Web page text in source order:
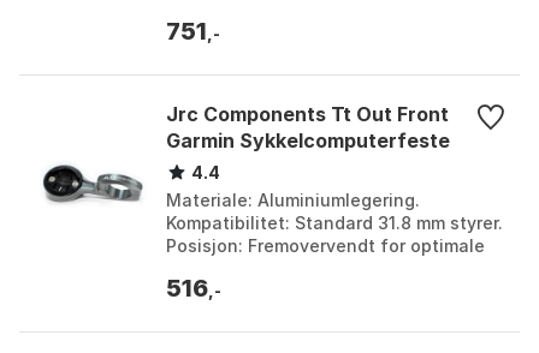
lumina series (med...
751 ,-
Jrc Components Tt Out Front
Garmin Sykkelcomputerfeste
4.4
Materiale: Aluminiumlegering.
Kompatibilitet: Standard 31.8 mm styrer.
Posisjon: Fremovervendt for optimale
triatlon-sykler. F...
516 ,-